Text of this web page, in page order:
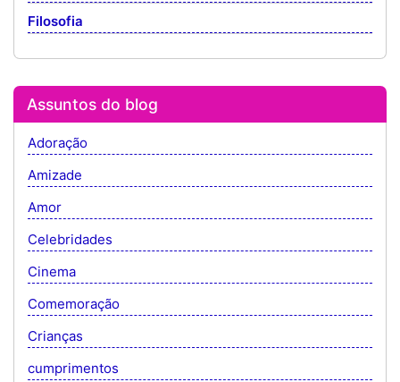
Filosofia
Assuntos do blog
Adoração
Amizade
Amor
Celebridades
Cinema
Comemoração
Crianças
cumprimentos